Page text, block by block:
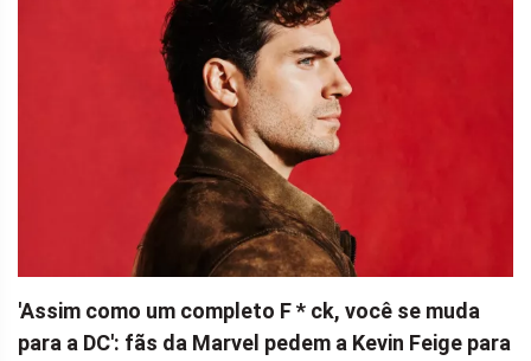
'Assim como um completo F * ck, você se muda
para a DC': fãs da Marvel pedem a Kevin Feige para